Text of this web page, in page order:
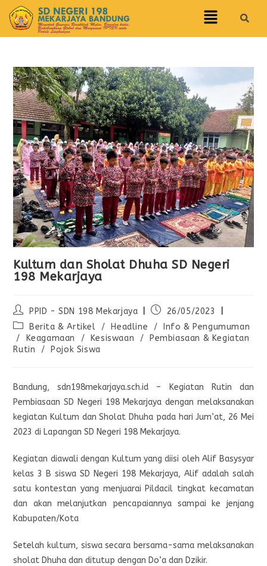
Kultum dan Sholat Dhuha SD Negeri
198 Mekarjaya
PPID - SDN 198 Mekarjaya
26/05/2023
Berita & Artikel
/ Headline /
Info & Pengumuman
/
Keagamaan / Kesiswaan /
Pembiasaan & Kegiatan
Rutin
/ Pojok Siswa
Bandung, sdn198mekarjaya.sch.id – Kegiatan Rutin dan
Pembiasaan SD Negeri 198 Mekarjaya dengan melaksanakan
kegiatan Kultum dan Sholat Dhuha pada hari Jum’at, 26 Mei
2023 di Lapangan SD Negeri 198 Mekarjaya.
Kegiatan diawali dengan Kultum yang diisi oleh Alif Basysyar
kelas 3 B siswa SD Negeri 198 Mekarjaya, Alif adalah salah
satu kontestan yang menjuarai Pildacil tingkat kecamatan
dan akan melanjutkan pencapaiannya sampai ke jenjang
Kabupaten/Kota
Setelah kultum, siswa secara bersama-sama melaksanakan
sholat Dhuha dan ditutup dengan Do’a dan Dzikir.